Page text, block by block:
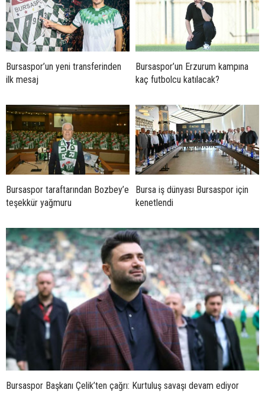
Bursaspor’un yeni transferinden
ilk mesaj
Bursaspor’un Erzurum kampına
kaç futbolcu katılacak?
Bursaspor taraftarından Bozbey’e
teşekkür yağmuru
Bursa iş dünyası Bursaspor için
kenetlendi
Bursaspor Başkanı Çelik’ten çağrı: Kurtuluş savaşı devam ediyor